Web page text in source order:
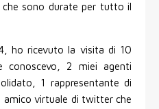
sono durate per tutto il
ho ricevuto la visita di 10
conoscevo, 2 miei agenti
1 rappresentante di
amico virtuale di twitter che